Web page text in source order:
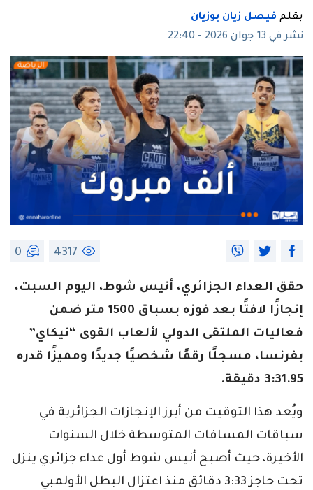
بقلم فيصل زيان بوزيان
نشر في 13 جوان 2026 - 22:40
4317
0
حقق العداء الجزائري، أنيس شوط، اليوم السبت،
إنجازًا لافتًا بعد فوزه بسباق 1500 متر ضمن
فعاليات الملتقى الدولي لألعاب القوى “نيكاي”
بفرنسا، مسجلًا رقمًا شخصيًا جديدًا ومميزًا قدره
3:31.95 دقيقة.
ويُعد هذا التوقيت من أبرز الإنجازات الجزائرية في
سباقات المسافات المتوسطة خلال السنوات
الأخيرة، حيث أصبح أنيس شوط أول عداء جزائري ينزل
تحت حاجز 3:33 دقائق منذ اعتزال البطل الأولمبي